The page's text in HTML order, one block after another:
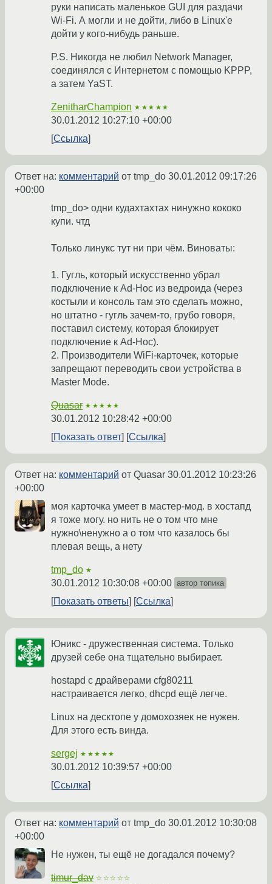
руки написать маленькое GUI для раздачи
Wi-Fi. А могли и не дойти, либо в Linux'е
дойти у кого-нибудь раньше.
P.S. Никогда не любил Network Manager,
соединялся с Интернетом с помощью KPPP,
а затем YaST.
ZenitharChampion ★★★★★
30.01.2012 10:27:10 +00:00
Ссылка
Ответ на: комментарий от tmp_do 30.01.2012 09:17:26
+00:00
tmp_do> одни кудахтахтах нинужно кококо
купи. чтд
Только линукс тут ни при чём. Виноваты:
1. Гугль, который искусственно убрал
подключение к Ad-Hoc из ведроида (через
костыли и консоль там это сделать можно,
но штатно - гугль зачем-то, грубо говоря,
поставил систему, которая блокирует
подключение к Ad-Hoc).
2. Производители WiFi-карточек, которые
запрещают переводить свои устройства в
Master Mode.
Quasar ★★★★★
30.01.2012 10:28:42 +00:00
Показать ответ
Ссылка
Ответ на: комментарий от Quasar 30.01.2012 10:23:26
+00:00
моя карточка умеет в мастер-мод. в хостапд
я тоже могу. но нить не о том что мне
нужно\ненужно а о том что казалось бы
плевая вещь, а нету
tmp_do ★
30.01.2012 10:30:08 +00:00 автор топика
Показать ответы Ссылка
Юникс - дружественная система. Только
друзей себе она тщательно выбирает.
hostapd с драйверами cfg80211
настраивается легко, dhcpd ещё легче.
Linux на десктопе у домохозяек не нужен.
Для этого есть винда.
sergej ★★★★★
30.01.2012 10:39:57 +00:00
Ссылка
Ответ на: комментарий от tmp_do 30.01.2012 10:30:08
+00:00
Не нужен, ты ещё не догадался почему?
timur_dav ☆☆☆☆☆